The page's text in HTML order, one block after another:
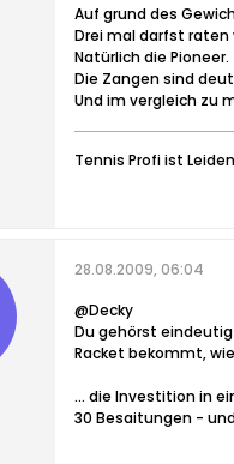
Auf grund des
Drei mal darfst raten
Natürlich die Pioneer.
Die Zangen sind
Und im vergleich zu
Tennis Profi ist
28.08.2009, 06:04
@Decky
Du gehörst
Racket bekommt,
... die Investition in
30 Besaitungen -